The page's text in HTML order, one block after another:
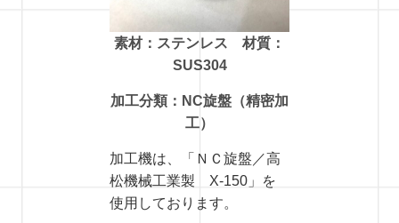
素材：ステンレス 材質：
SUS304
加工分類：NC旋盤（精密加
工）
加工機は、「 ＮＣ旋盤／高
松機械工業製 X-150 」を
使用しております。